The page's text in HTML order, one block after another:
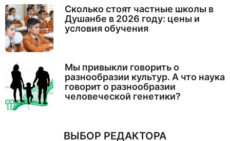
Сколько стоят частные школы в
Душанбе в 2026 году: цены и
условия обучения
Мы привыкли говорить о
разнообразии культур. А что наука
говорит о разнообразии
человеческой генетики?
ВЫБОР РЕДАКТОРА